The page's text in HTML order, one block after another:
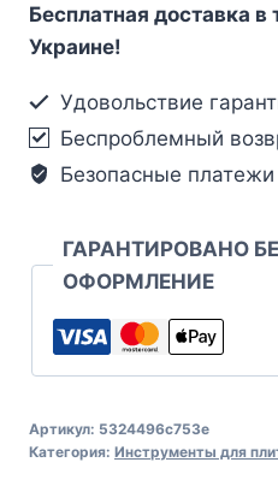
Бесплатная доставка
Украине!
Удовольствие
Беспроблемный
Безопасные платежи
ГАРАНТИРОВАНО
ОФОРМЛЕНИЕ
Артикул: 5324496c753e
Категория: Инструменты для